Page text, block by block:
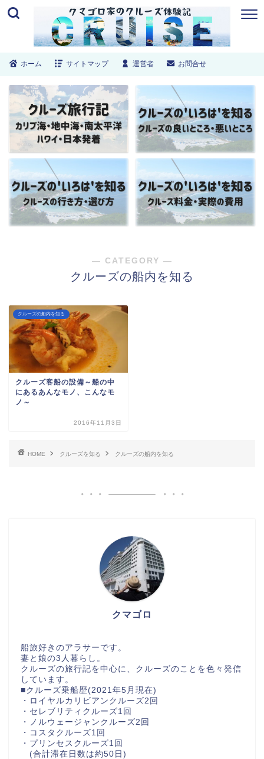
ホーム サイトマップ 運営者 お問合せ
― CATEGORY ―
クルーズの船内を知る
クルーズの船内を知る
クルーズ客船の設備～船の中
にあるあんなモノ、こんなモ
ノ～
2016年11月3日
HOME クルーズを知る クルーズの船内を知る
クマゴロ
船旅好きのアラサーです。
妻と娘の3人暮らし。
クルーズの旅行記を中心に、クルーズのことを色々発信
しています。
■クルーズ乗船歴(2021年5月現在)
・ロイヤルカリビアンクルーズ2回
・セレブリティクルーズ1回
・ノルウェージャンクルーズ2回
・コスタクルーズ1回
・プリンセスクルーズ1回
(合計滞在日数は約50日)